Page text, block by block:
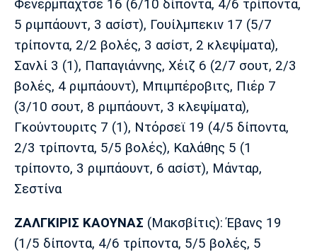
Μονακό
Ερυθρός
Αστέρας
Τότεναμ
Πόρτο Μπενφίκα
Φενέρμπαχτσε 16 (6/10 δίποντα, 4/6 τρίποντα,
5 ριμπάουντ, 3 ασίστ), Γουίλμπεκιν 17 (5/7
τρίποντα, 2/2 βολές, 3 ασίστ, 2 κλεψίματα),
Σανλί 3 (1), Παπαγιάννης, Χέιζ 6 (2/7 σουτ, 2/3
βολές, 4 ριμπάουντ), Μπιμπέροβιτς, Πιέρ 7
(3/10 σουτ, 8 ριμπάουντ, 3 κλεψίματα),
Γκούντουριτς 7 (1), Ντόρσεϊ 19 (4/5 δίποντα,
2/3 τρίποντα, 5/5 βολές), Καλάθης 5 (1
τρίποντο, 3 ριμπάουντ, 6 ασίστ), Μάνταρ,
Σεστίνα
ΖΑΛΓΚΙΡΙΣ ΚΑΟΥΝΑΣ (Μακσβίτις): Έβανς 19
(1/5 δίποντα, 4/6 τρίποντα, 5/5 βολές, 5